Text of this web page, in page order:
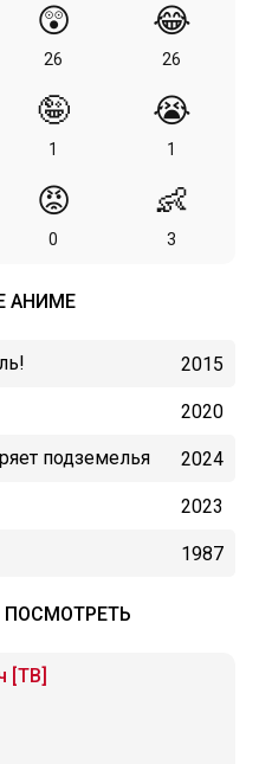
😲
26
😂
26
🤪
1
😭
1
😡
0
👶
3
АНИМЕ
2015
2020
подземелья 2024
2023
1987
[ТВ]